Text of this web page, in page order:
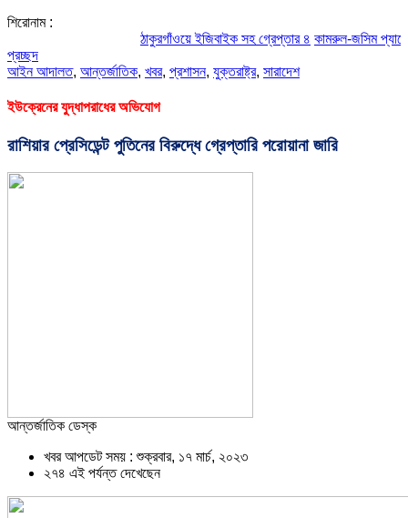
শিরোনাম :
ঠাকুরগাঁওয়ে ইজিবাইক সহ গ্রেপ্তার ৪ কামরুল-জসিম প্যানেলের
প্রচ্ছদ
আইন আদালত, আন্তর্জাতিক, খবর, প্রশাসন, যুক্তরাষ্ট্র, সারাদেশ
ইউক্রেনের যুদ্ধাপরাধের অভিযোগ
রাশিয়ার প্রেসিডেন্ট পুতিনের বিরুদ্ধে গ্রেপ্তারি পরোয়ানা জারি
আন্তর্জাতিক ডেস্ক
খবর আপডেট সময় : শুক্রবার, ১৭ মার্চ, ২০২৩
২৭৪ এই পর্যন্ত দেখেছেন